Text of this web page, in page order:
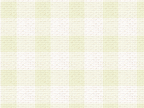
当社が付与したログインIDおよびパ
ては、全て会員本人がその責任を負
社から付与されたログインIDおよび
更、売買その他形態を問わず第三者
とします。
員によるログインIDおよびパスワー
者の利用に伴う損害の発生について